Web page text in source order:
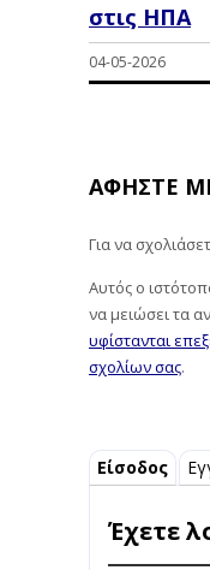
στις ΗΠΑ
04-05-2026
ΑΦΉΣΤΕ
Για να
Αυτός ο
να μειώσει τα
υφίστανται
σχολίων σας.
Είσοδος
Έχετε